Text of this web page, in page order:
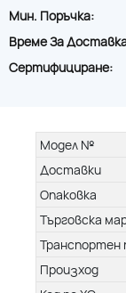
Мин. Поръчка:
Време За
Сертифициране:
Модел №
Доставки
Опаковка
Търговска
Транспортен
Произход